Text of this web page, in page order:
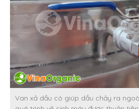
Van xả dầu có giúp dầu chảy ra